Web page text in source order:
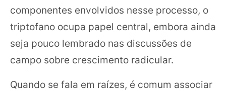
componentes envolvidos nesse processo, o
triptofano ocupa papel central, embora ainda
seja pouco lembrado nas discussões de
campo sobre crescimento radicular.
Quando se fala em raízes, é comum associar